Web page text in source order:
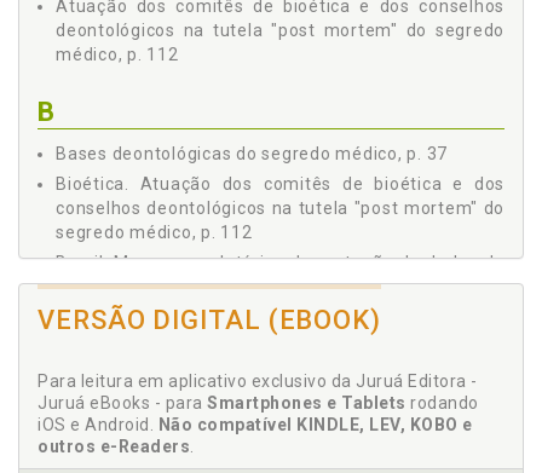
Vida, p. 93
3.2.3 Entraves para Cálculos Estatísticos Direcionados
às Políticas Públicas em Saúde, p. 96
EFICÁCIA DO SIGILO MÉDICO NO BRASIL, p. 105
4.1 ESTÍMULO ÀS DIRETIVAS ANTECIPADAS DE
VONTADE, p. 105
4.2 ATUAÇÃO DOS COMITÊS DE BIOÉTICA E DOS
CONSELHOS DEONTOLÓGICOS NA TUTELA POST
MORTEM DO SEGREDO MÉDICO, p. 112
4.3 POSITIVAÇÃO DA PÓS-EFICÁCIA DOS DIREITOS DA
4.4 APLICAÇÃO DA TEORIA DA VIOLAÇÃO POSITIVA DO
CONTRATO PARA A EXIGIBILIDADE DA PÓS-EFICÁCIA DO
CONSIDERAÇÕES FINAIS, p. 131
REFERÊNCIAS, p. 139
Atuação dos comitês de bioética e dos conselhos
deontológicos na tutela "post mortem" do segredo
médico, p. 112
B
Bases deontológicas do segredo médico, p. 37
Bioética. Atuação dos comitês de bioética e dos
conselhos deontológicos na tutela "post mortem" do
segredo médico, p. 112
Brasil. Marcos regulatórios da proteção de dados da
saúde e do sigilo médico no Brasil e em Portugal, p.
49
C
Cálculo estatístico. Entraves para cálculos
estatísticos direcionados às políticas públicas em
saúde, p. 96
VERSÃO DIGITAL (EBOOK)
Para leitura em aplicativo exclusivo da Juruá Editora -
Juruá eBooks - para Smartphones e Tablets rodando
iOS e Android. Não compatível KINDLE, LEV, KOBO e
outros e-Readers.